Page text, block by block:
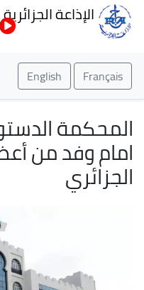
الإذاعة الجزائرية
Français
English
المحكمة
امام وفد من
الجزائري